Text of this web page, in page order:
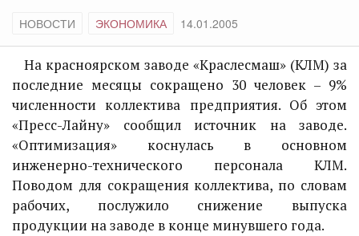
НОВОСТИ ЭКОНОМИКА 14.01.2005
На красноярском заводе «Краслесмаш» (КЛМ) за
последние месяцы сокращено 30 человек – 9%
численности коллектива предприятия. Об этом
«Пресс-Лайну» сообщил источник на заводе.
«Оптимизация» коснулась в основном
инженерно-технического персонала КЛМ.
Поводом для сокращения коллектива, по словам
рабочих, послужило снижение выпуска
продукции на заводе в конце минувшего года.